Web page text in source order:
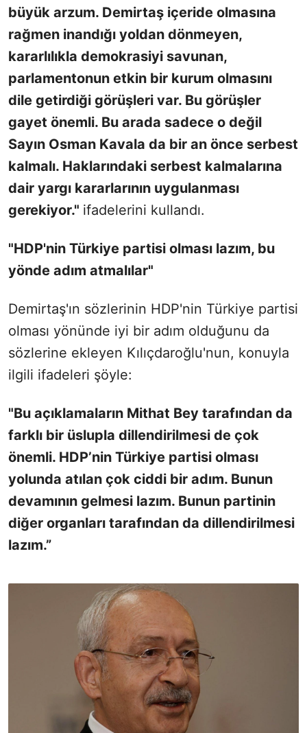
büyük arzum. Demirtaş içeride olmasına
rağmen inandığı yoldan dönmeyen,
kararlılıkla demokrasiyi savunan,
parlamentonun etkin bir kurum olmasını
dile getirdiği görüşleri var. Bu görüşler
gayet önemli. Bu arada sadece o değil
Sayın Osman Kavala da bir an önce serbest
kalmalı. Haklarındaki serbest kalmalarına
dair yargı kararlarının uygulanması
gerekiyor." ifadelerini kullandı.
"HDP'nin Türkiye partisi olması lazım, bu
yönde adım atmalılar"
Demirtaş'ın sözlerinin HDP'nin Türkiye partisi
olması yönünde iyi bir adım olduğunu da
sözlerine ekleyen Kılıçdaroğlu'nun, konuyla
ilgili ifadeleri şöyle:
"Bu açıklamaların Mithat Bey tarafından da
farklı bir üslupla dillendirilmesi de çok
önemli. HDP’nin Türkiye partisi olması
yolunda atılan çok ciddi bir adım. Bunun
devamının gelmesi lazım. Bunun partinin
diğer organları tarafından da dillendirilmesi
lazım.”